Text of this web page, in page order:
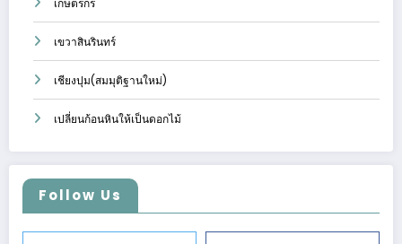
เกษตรกร
เขวาสินรินทร์
เชียงปุม(สมมุติฐานใหม่)
เปลี่ยนก้อนหินให้เป็นดอกไม้
Follow Us